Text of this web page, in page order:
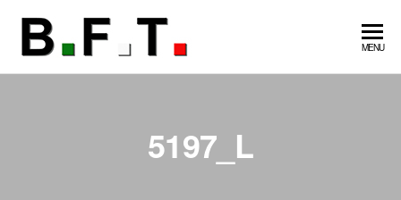
contenuto
Guanti
MENU
5197_L